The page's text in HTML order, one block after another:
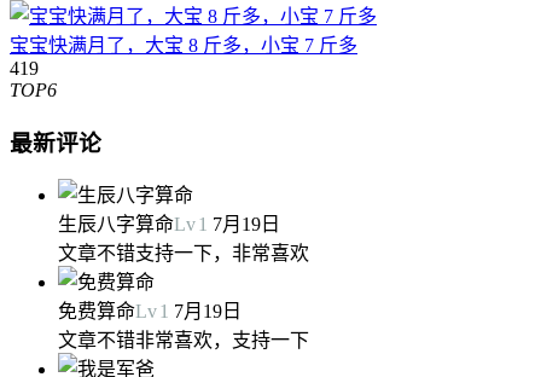
宝宝快满月了，大宝 8 斤多，小宝 7 斤多
419
TOP6
最新评论
生辰八字算命Lv1 7月19日
文章不错支持一下，非常喜欢
免费算命Lv1 7月19日
文章不错非常喜欢，支持一下